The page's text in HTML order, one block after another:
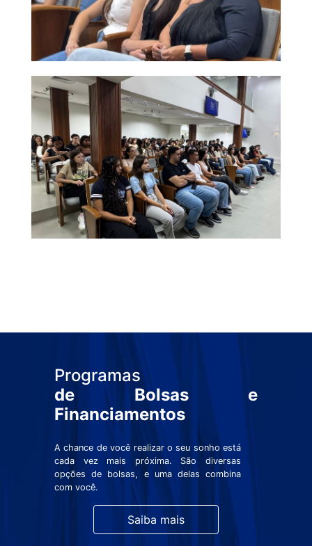
Programas
de Bolsas e
Financiamentos
A chance de você realizar o seu sonho está
cada vez mais próxima. São diversas
opções de bolsas, e uma delas combina
com você.
Saiba mais